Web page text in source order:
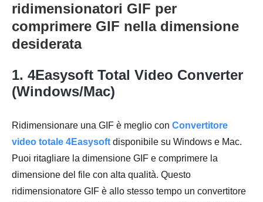
ridimensionatori GIF per
comprimere GIF nella dimensione
desiderata
1. 4Easysoft Total Video Converter
(Windows/Mac)
Ridimensionare una GIF è meglio con Convertitore
video totale 4Easysoft disponibile su Windows e Mac.
Puoi ritagliare la dimensione GIF e comprimere la
dimensione del file con alta qualità. Questo
ridimensionatore GIF è allo stesso tempo un convertitore